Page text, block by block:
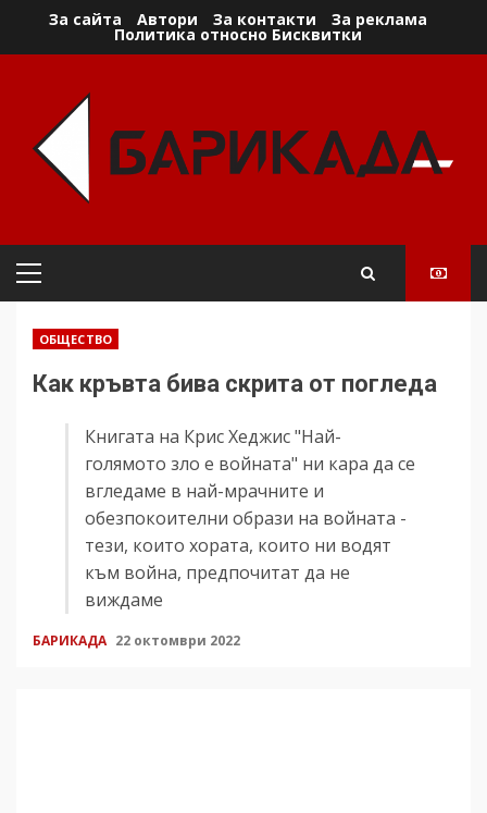
За сайта Автори За контакти За реклама
Политика относно Бисквитки
Primary
ОБЩЕСТВО
Как кръвта бива скрита от погледа
Книгата на Крис Хеджис "Най-
голямото зло е войната" ни кара да се
вгледаме в най-мрачните и
обезпокоителни образи на войната -
тези, които хората, които ни водят
към война, предпочитат да не
виждаме
БАРИКАДА 22 октомври 2022